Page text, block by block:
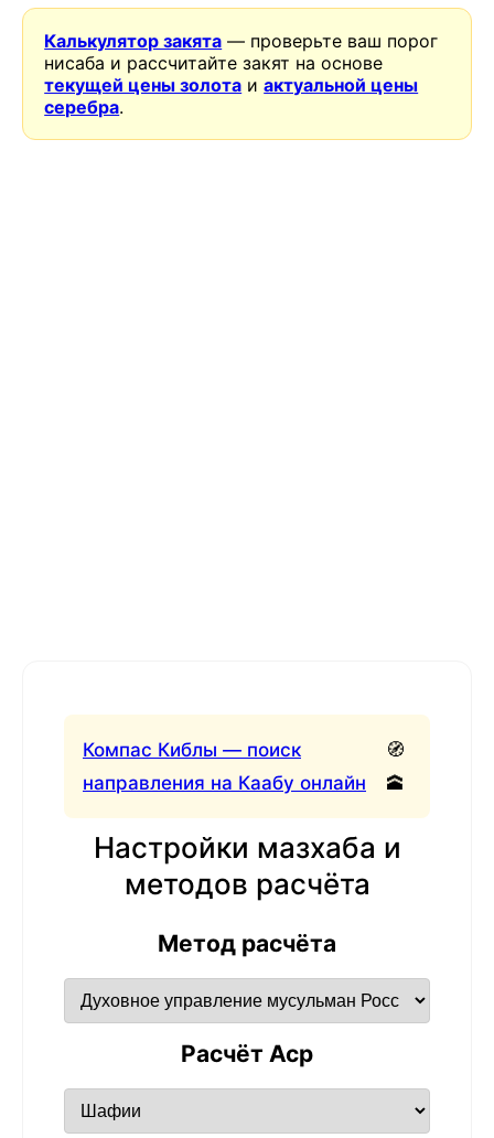
Калькулятор закята — проверьте ваш порог
нисаба и рассчитайте закят на основе
текущей цены золота иактуальной цены
серебра.
Компас Киблы — поиск
направления на Каабу онлайн
🧭
🕋
Настройки мазхаба и
методов расчёта
Метод расчёта
Расчёт Аср